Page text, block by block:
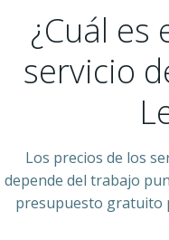
¿Cuál es
servicio
Los precios de los
depende del trabajo
presupuesto gratuito